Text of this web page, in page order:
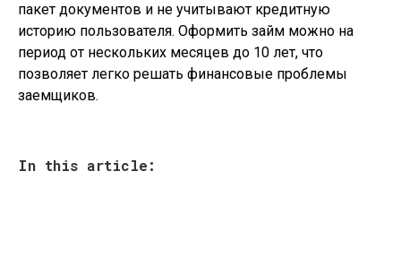
пакет документов и не учитывают кредитную
историю пользователя. Оформить займ можно на
период от нескольких месяцев до 10 лет, что
позволяет легко решать финансовые проблемы
заемщиков.
In this article: